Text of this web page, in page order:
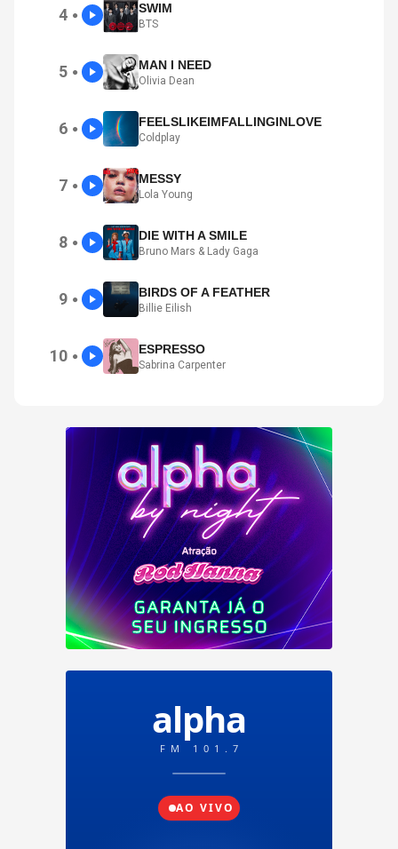
4 ● SWIM
BTS
5 ● MAN I NEED
Olivia Dean
6 ● FEELSLIKEIMFALLINGINLOVE
Coldplay
7 ● MESSY
Lola Young
8 ● DIE WITH A SMILE
Bruno Mars & Lady Gaga
9 ● BIRDS OF A FEATHER
Billie Eilish
10 ● ESPRESSO
Sabrina Carpenter